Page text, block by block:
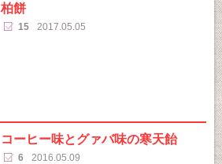
柏餅
15 2017.05.05
コーヒー味とグァバ味の寒天飴
6 2016.05.09